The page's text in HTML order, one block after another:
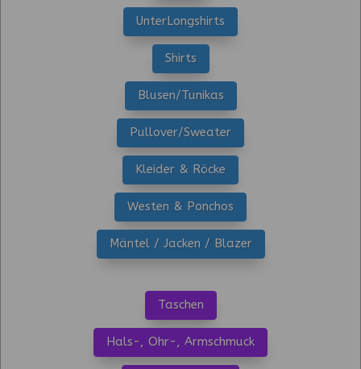
UnterLongshirts
Shirts
Blusen/Tunikas
Pullover/Sweater
Kleider & Röcke
Westen & Ponchos
Mäntel / Jacken / Blazer
Taschen
Hals-, Ohr-, Armschmuck